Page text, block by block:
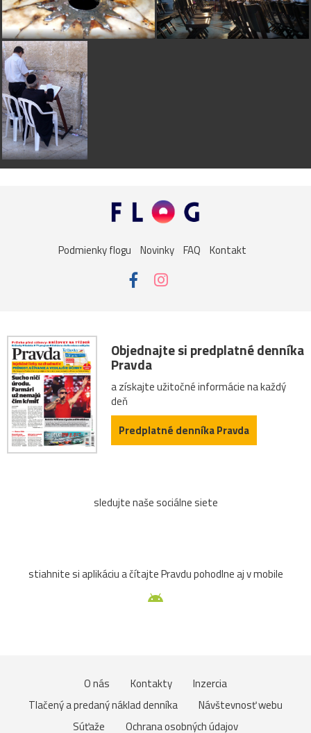
Podmienky flogu Novinky FAQ Kontakt
Objednajte si predplatné denníka
Pravda
a získajte užitočné informácie na každý
deň
Predplatné denníka Pravda
sledujte naše sociálne siete
stiahnite si aplikáciu a čítajte Pravdu pohodlne aj v mobile
O nás Kontakty
Inzercia
Tlačený a predaný náklad denníka
Návštevnosť webu
Súťaže
Ochrana osobných údajov